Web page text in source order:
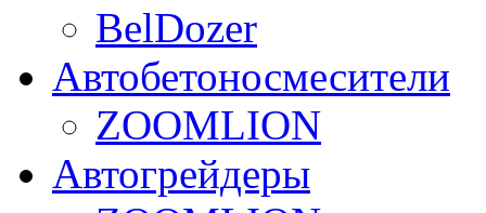
BelDozer
Автобетоносмесители
ZOOMLION
Автогрейдеры